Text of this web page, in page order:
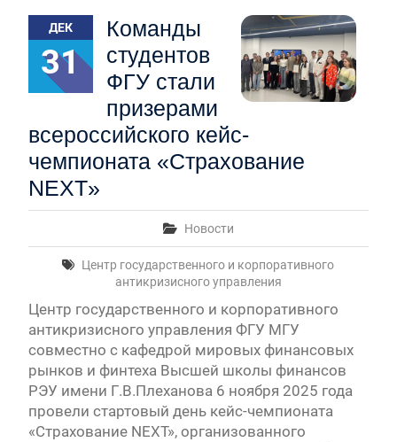
Конкурсные списки лиц, прошедших
вступительные испытания в МГУ имени
М.В.Ломоносова в 2026 году по каждому
конкурсу (ранжированные списки поступающих)
Вячеслав Никонов в программе «Большая игра» —
Первый канал, 24.07.2026. Часть 1-2
Вячеслав Никонов в программе «Большая игра» —
Первый канал, 06.08.2026. Часть 1-3
Вячеслав Никонов в программе «Большая игра»
— Первый канал, 05.08.2026. Часть 1-3
ДЕК
31
Команды
студентов
ФГУ стали
призерами
всероссийского кейс-
чемпионата «Страхование
NEXT»
Новости
Центр государственного и корпоративного
антикризисного управления
Центр государственного и корпоративного
антикризисного управления ФГУ МГУ
совместно с кафедрой мировых финансовых
рынков и финтеха Высшей школы финансов
РЭУ имени Г.В.Плеханова 6 ноября 2025 года
провели стартовый день кейс-чемпионата
«Страхование NEXT», организованного